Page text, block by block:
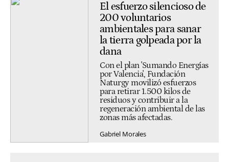
El esfuerzo silencioso de
200 voluntarios
ambientales para sanar
la tierra golpeada por la
dana
Con el plan 'Sumando Energías
por Valencia', Fundación
Naturgy movilizó esfuerzos
para retirar 1.500 kilos de
residuos y contribuir a la
regeneración ambiental de las
zonas más afectadas.
Gabriel Morales